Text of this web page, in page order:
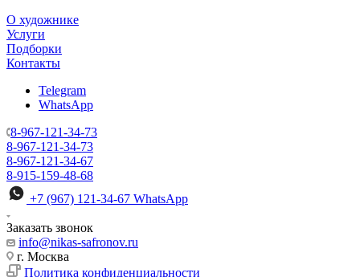
О художнике
Услуги
Подборки
Контакты
Telegram
WhatsApp
8-967-121-34-73
8-967-121-34-73
8-967-121-34-67
8-915-159-48-68
+7 (967) 121-34-67 WhatsApp
Заказать звонок
info@nikas-safronov.ru
г. Москва
Политика конфиденциальности